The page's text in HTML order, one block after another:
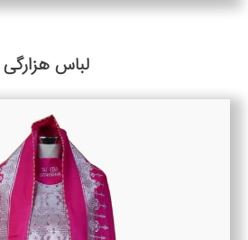
لباس هزارگی